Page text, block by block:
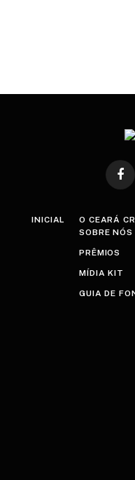
INICIAL
O CEARÁ
SOBRE NÓS
PRÊMIOS
MÍDIA KIT
GUIA DE